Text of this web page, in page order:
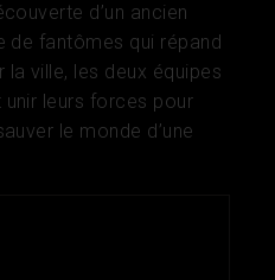
d’un ancien
de fantômes qui répand
ville, les deux équipes
unir leurs forces pour
le monde d’une